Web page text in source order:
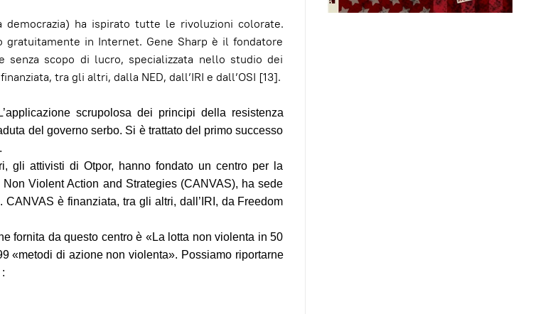
democrazia) ha ispirato tutte le rivoluzioni colorate.
in Internet. Gene Sharp è il fondatore
senza scopo di lucro, specializzata nello studio dei
tra gli altri, dalla NED, dall’IRI e dall’OSI [13].
scrupolosa dei principi della resistenza
del governo serbo. Si è trattato del primo successo
gli attivisti di Otpor, hanno fondato un centro per la
Violent Action and Strategies (CANVAS), ha sede
è finanziata, tra gli altri, dall’IRI, da Freedom
fornita da questo centro è «La lotta non violenta in 50
«metodi di azione non violenta». Possiamo riportarne